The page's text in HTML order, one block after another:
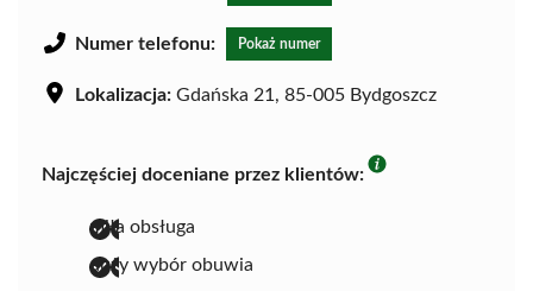
Numer telefonu: Pokaż numer
Lokalizacja: Gdańska 21, 85-005 Bydgoszcz
Najczęściej doceniane przez klientów:
miła obsługa
duży wybór obuwia